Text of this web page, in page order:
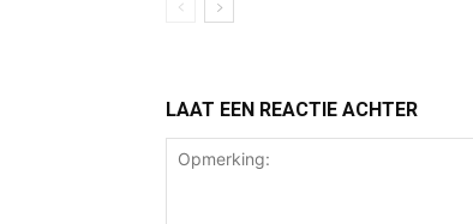
LAAT EEN REACTIE ACHTER